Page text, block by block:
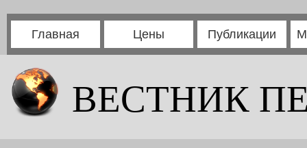
Главная Цены Публикации
ВЕСТНИК